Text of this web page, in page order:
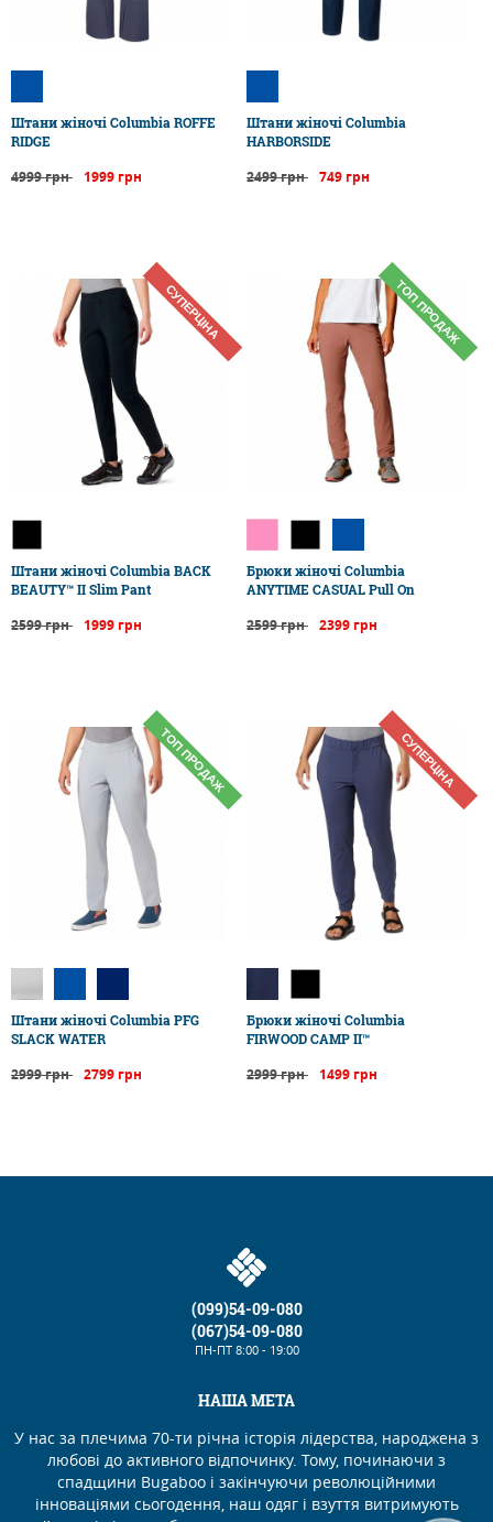
Штани жіночі Columbia ROFFE
RIDGE
4999 грн 1999 грн
Штани жіночі Columbia
HARBORSIDE
2499 грн 749 грн
СУПЕРЦІНА
Штани жіночі Columbia BACK
BEAUTY™ II Slim Pant
2599 грн 1999 грн
ТОП ПРОДАЖ
Брюки жіночі Columbia
ANYTIME CASUAL Pull On
2599 грн 2399 грн
ТОП ПРОДАЖ
Штани жіночі Columbia PFG
SLACK WATER
2999 грн 2799 грн
СУПЕРЦІНА
Брюки жіночі Columbia
FIRWOOD CAMP II™
2999 грн 1499 грн
(099)54-09-080
(067)54-09-080
ПН-ПТ8:00 - 19:00
НАША МЕТА
У нас за плечима 70-ти річна історія лідерства, народжена з
любові до активного відпочинку. Тому, починаючи з
спадщини Bugaboo і закінчуючи революційними
інноваціями сьогодення, наш одяг і взуття витримують